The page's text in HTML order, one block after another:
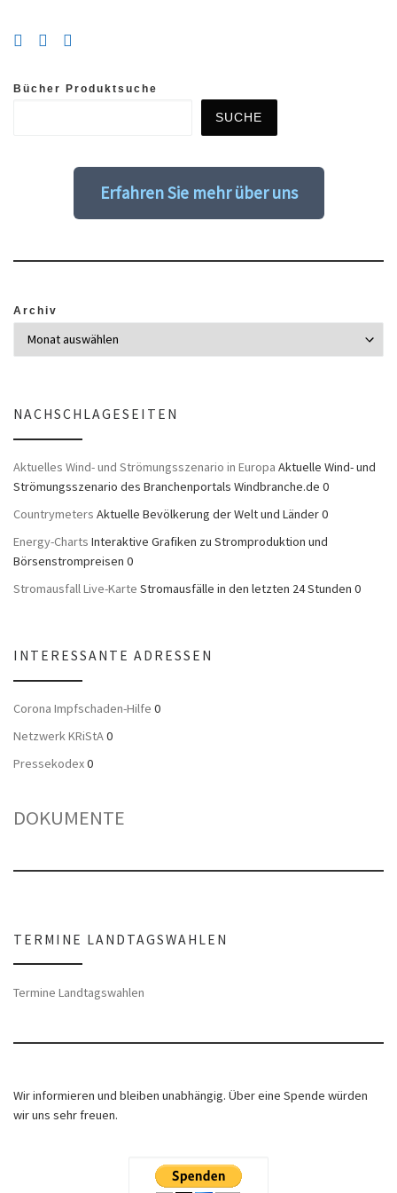
Bücher Produktsuche
SUCHE
Erfahren Sie mehr über uns
Archiv
NACHSCHLAGESEITEN
Aktuelles Wind- und Strömungsszenario in Europa Aktuelle Wind- und
Strömungsszenario des Branchenportals Windbranche.de 0
Countrymeters Aktuelle Bevölkerung der Welt und Länder 0
Energy-Charts Interaktive Grafiken zu Stromproduktion und
Börsenstrompreisen 0
Stromausfall Live-Karte Stromausfälle in den letzten 24 Stunden 0
INTERESSANTE ADRESSEN
Corona Impfschaden-Hilfe 0
Netzwerk KRiStA0
Pressekodex0
DOKUMENTE
TERMINE LANDTAGSWAHLEN
Termine Landtagswahlen
Wir informieren und bleiben unabhängig. Über eine Spende würden
wir uns sehr freuen.